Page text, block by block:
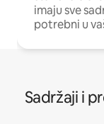
imaju sve
potrebni u
Sadržaji i